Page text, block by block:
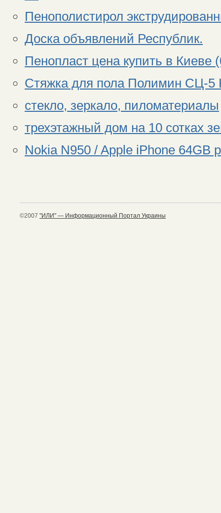
Пенополистирол
Доска объявлений Республик.
Пенопласт цена купить в Киеве
Cтяжка для пола Полимин СЦ-5
стекло, зеркало, пиломатериалы
трехэтажный дом на 10 сотках
Nokia N950 / Apple iPhone 64GB
©2007 "ИЛИ" — Информационный Портал Украины